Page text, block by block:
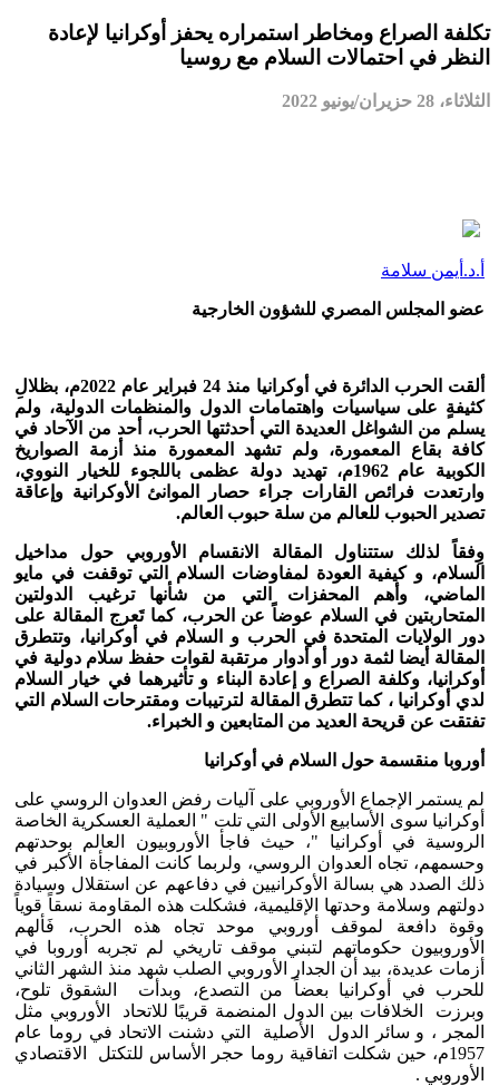
تكلفة الصراع ومخاطر استمراره يحفز أوكرانيا لإعادة
النظر في احتمالات السلام مع روسيا
الثلاثاء، 28 حزيران/يونيو 2022
أ.د.أيمن سلامة
عضو المجلس المصري للشؤون الخارجية
ألقت الحرب الدائرة في أوكرانيا منذ 24 فبراير عام 2022م، بظلالِ
كثيفةٍ على سياسيات واهتمامات الدول والمنظمات الدولية، ولم
يسلم من الشواغل العديدة التي أحدثتها الحرب، أحد من الآحاد في
كافة بقاع المعمورة، ولم تشهد المعمورة منذ أزمة الصواريخ
الكوبية عام 1962م، تهديد دولة عظمى باللجوء للخيار النووي،
وارتعدت فرائص القارات جراء حصار الموانئ الأوكرانية وإعاقة
تصدير الحبوب للعالم من سلة حبوب العالم.
وِفقاً لذلك ستتناول المقالة الانقسام الأوروبي حول مداخيل
السلام، و كيفية العودة لمفاوضات السلام التي توقفت في مايو
الماضي، وأهم المحفزات التي من شأنها ترغيب الدولتين
المتحاربتين في السلام عوضاً عن الحرب، كما تَعرج المقالة على
دور الولايات المتحدة في الحرب و السلام في أوكرانيا، وتتطرق
المقالة أيضا لثمة دور أو أدوار مرتقبة لقوات حفظ سلام دولية في
أوكرانيا، وكلفة الصراع و إعادة البناء و تأثيرهما في خيار السلام
لدي أوكرانيا ، كما تتطرق المقالة لترتيبات ومقترحات السلام التي
تفتقت عن قريحة العديد من المتابعين و الخبراء.
أوروبا منقسمة حول السلام في أوكرانيا
لم يستمر الإجماع الأوروبي على آليات رفض العدوان الروسي على
أوكرانيا سوى الأسابيع الأولى التي تلت " العملية العسكرية الخاصة
الروسية في أوكرانيا "، حيث فاجأ الأوروبيون العالم بوحدتهم
وحسمهم، تجاه العدوان الروسي، ولربما كانت المفاجأة الأكبر في
ذلك الصدد هي بسالة الأوكرانيين في دفاعهم عن استقلال وسيادة
دولتهم وسلامة وحدتها الإقليمية، فشكلت هذه المقاومة نسقاً قوياً
وقوة دافعة لموقف أوروبي موحد تجاه هذه الحرب، فَألهم
الأوروبيون حكوماتهم لتبني موقف تاريخي لم تجربه أوروبا في
أزمات عديدة، بيد أن الجدار الأوروبي الصلب شهد منذ الشهر الثاني
للحرب في أوكرانيا بعضاً من التصدع، وبدأت الشقوق تلوح،
وبرزت الخلافات بين الدول المنضمة قريبًا للاتحاد الأوروبي مثل
المجر ، و سائر الدول الأصلية التي دشنت الاتحاد في روما عام
1957م، حين شكلت اتفاقية روما حجر الأساس للتكتل الاقتصادي
الأوروبي .